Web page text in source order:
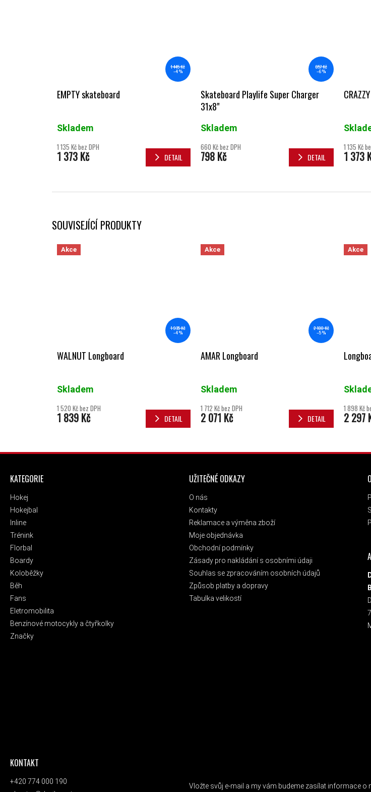
SOUVISEJÍCÍ PRODUKTY
Akce
1 935 Kč
–4 %
WALNUT Longboard
Skladem
1 520 Kč bez DPH
1 839 Kč DETAIL
Akce
2 180 Kč
–5 %
AMAR Longboard
Skladem
1 712 Kč bez DPH
2 071 Kč DETAIL
Akce
1 898 Kč
2 297
1 445 Kč
–4 %
EMPTY skateboard
Skladem
1 135 Kč bez DPH
1 373 Kč DETAIL
857 Kč
–6 %
Skateboard Playlife Super Charger
31x8"
Skladem
660 Kč bez DPH
798 Kč DETAIL
1 135 Kč
1 373
ZÁPATÍ
KATEGORIE
Hokej
Hokejbal
Inline
Trénink
Florbal
Boardy
Koloběžky
Běh
Fans
Eletromobilita
Benzínové motocykly a čtyřkolky
Značky
UŽITEČNÉ ODKAZY
O nás
Kontakty
Reklamace a výměna zboží
Moje objednávka
Obchodní podmínky
Zásady pro nakládání s osobními údaji
Souhlas se zpracováním osobních údajů
Způsob platby a dopravy
Tabulka velikostí
KONTAKT
+420 774 000 190
Vložte svůj e-mail a my vám budeme zasílat informace o